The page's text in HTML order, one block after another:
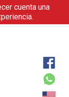
cuenta una